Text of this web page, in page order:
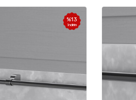
%13
İndirim